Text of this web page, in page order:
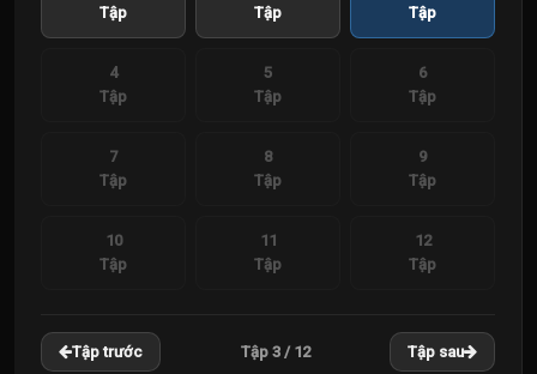
Tập
Tập
Tập
4
Tập
5
Tập
6
Tập
7
Tập
8
Tập
9
Tập
10
Tập
11
Tập
12
Tập
Tập trước Tập 3 / 12 Tập sau